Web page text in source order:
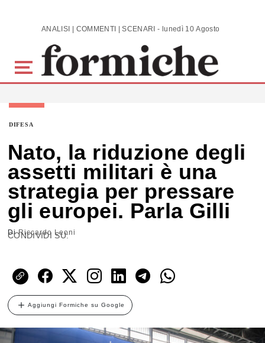
Skip to main content ANALISI | COMMENTI | SCENARI - lunedì 10 Agosto 2026
DIFESA
Nato, la riduzione degli
assetti militari è una
strategia per pressare
gli europei. Parla Gilli
DiRiccardo Leoni
CONDIVIDI SU:
Aggiungi Formiche su Google